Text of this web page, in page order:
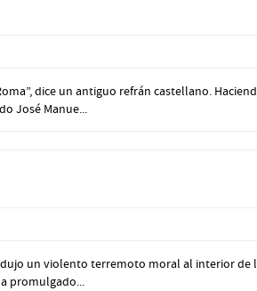
dice un antiguo refrán castellano.
José Manue...
un violento terremoto moral al interior de
promulgado...